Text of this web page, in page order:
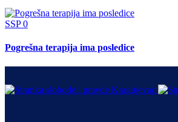
SSP0
Pogrešna terapija ima posledice